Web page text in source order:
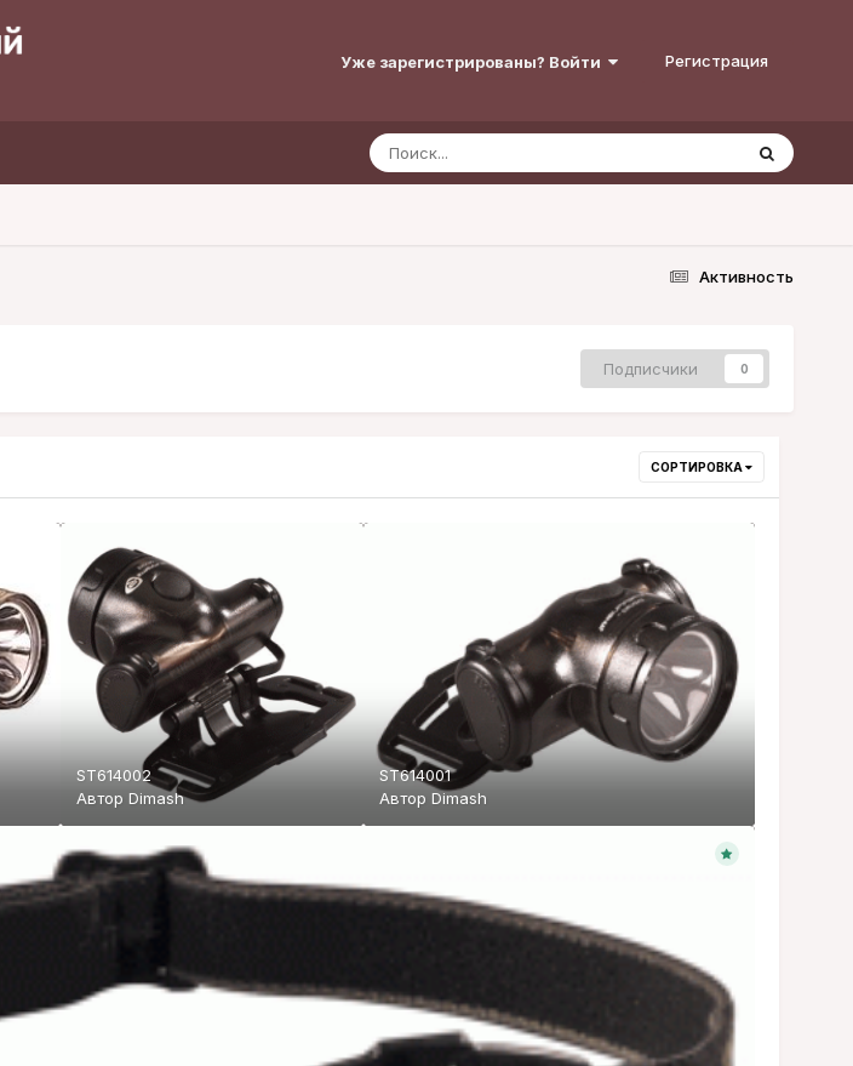
Уже зарегистрированы? Войти Регистрация
Активность
Подписчики 0
СОРТИРОВКА
ST614002
Автор Dimash
ST614001
Автор Dimash